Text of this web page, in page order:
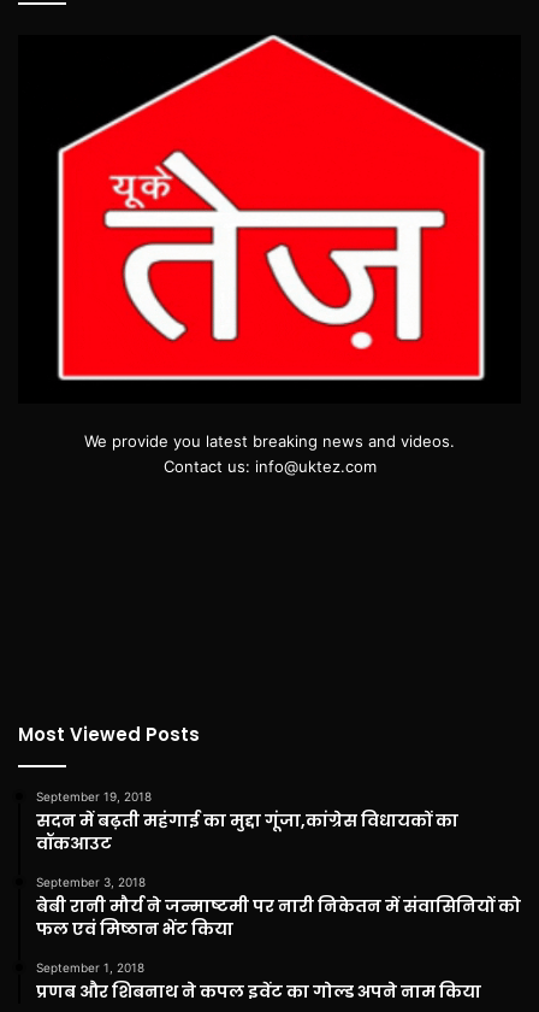
We provide you latest breaking news and videos.
Contact us: info@uktez.com
Most Viewed Posts
September 19, 2018
सदन में बढ़ती महंगाई का मुद्दा गूंजा,कांग्रेस विधायकों का
वॉकआउट
September 3, 2018
बेबी रानी मौर्य ने जन्माष्टमी पर नारी निकेतन में संवासिनियों को
फल एवं मिष्ठान भेंट किया
September 1, 2018
प्रणब और शिबनाथ ने कपल इवेंट का गोल्ड अपने नाम किया